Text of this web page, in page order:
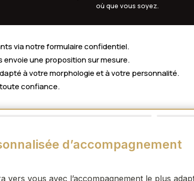
où que vous soyez.
via notre formulaire confidentiel.
une proposition sur mesure.
à votre morphologie et à votre personnalité.
confiance.